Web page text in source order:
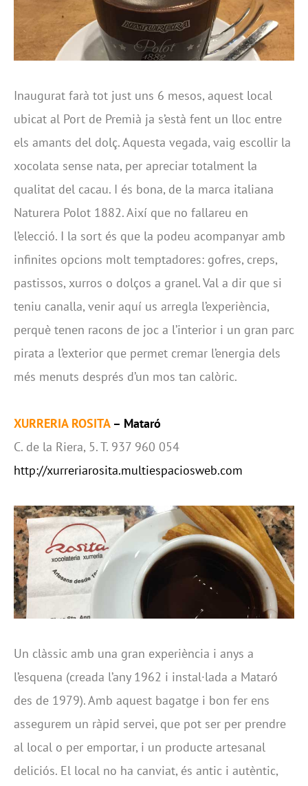
Inaugurat farà tot just uns 6 mesos, aquest local
ubicat al Port de Premià ja s’està fent un lloc entre
els amants del dolç. Aquesta vegada, vaig escollir la
xocolata sense nata, per apreciar totalment la
qualitat del cacau. I és bona, de la marca italiana
Naturera Polot 1882. Així que no fallareu en
l’elecció. I la sort és que la podeu acompanyar amb
infinites opcions molt temptadores: gofres, creps,
pastissos, xurros o dolços a granel. Val a dir que si
teniu canalla, venir aquí us arregla l’experiència,
perquè tenen racons de joc a l’interior i un gran parc
pirata a l’exterior que permet cremar l’energia dels
més menuts després d’un mos tan calòric.
XURRERIA ROSITA– Mataró
C. de la Riera, 5. T. 937 960 054
http://xurreriarosita.multiespaciosweb.com
Un clàssic amb una gran experiència i anys a
l’esquena (creada l’any 1962 i instal·lada a Mataró
des de 1979). Amb aquest bagatge i bon fer ens
assegurem un ràpid servei, que pot ser per prendre
al local o per emportar, i un producte artesanal
deliciós. El local no ha canviat, és antic i autèntic,